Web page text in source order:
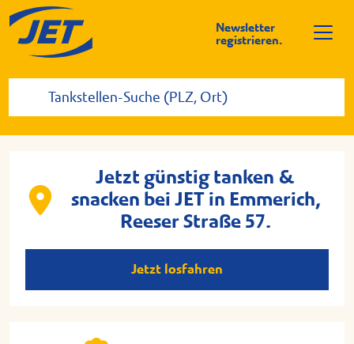
Newsletter
registrieren.
Jetzt günstig tanken &
snacken bei JET in Emmerich,
Reeser Straße 57.
Jetzt losfahren